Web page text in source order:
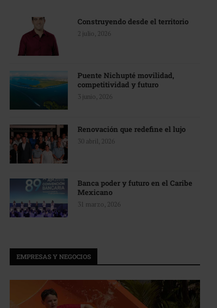
Construyendo desde el territorio
2 julio, 2026
Puente Nichupté movilidad,
competitividad y futuro
3 junio, 2026
Renovación que redefine el lujo
30 abril, 2026
Banca poder y futuro en el Caribe
Mexicano
31 marzo, 2026
EMPRESAS Y NEGOCIOS